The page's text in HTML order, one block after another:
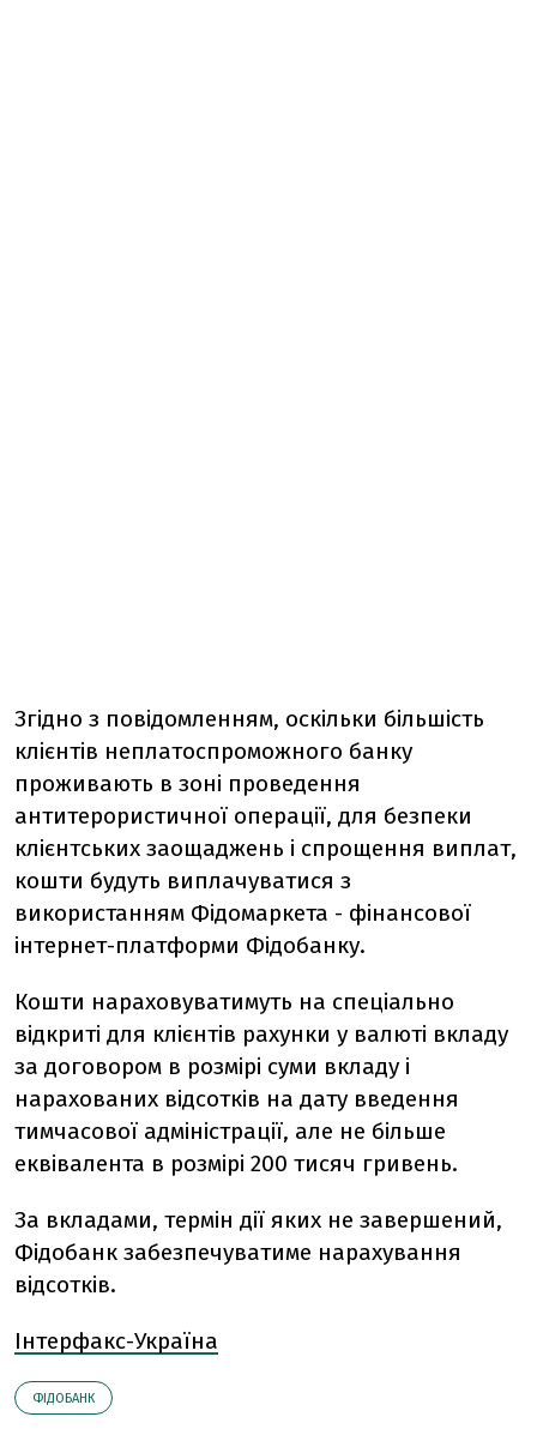
Згідно з повідомленням, оскільки більшість
клієнтів неплатоспроможного банку
проживають в зоні проведення
антитерористичної операції, для безпеки
клієнтських заощаджень і спрощення виплат,
кошти будуть виплачуватися з
використанням Фідомаркета - фінансової
інтернет-платформи Фідобанку.
Кошти нараховуватимуть на спеціально
відкриті для клієнтів рахунки у валюті вкладу
за договором в розмірі суми вкладу і
нарахованих відсотків на дату введення
тимчасової адміністрації, але не більше
еквівалента в розмірі 200 тисяч гривень.
За вкладами, термін дії яких не завершений,
Фідобанк забезпечуватиме нарахування
відсотків.
Інтерфакс-Україна
ФІДОБАНК